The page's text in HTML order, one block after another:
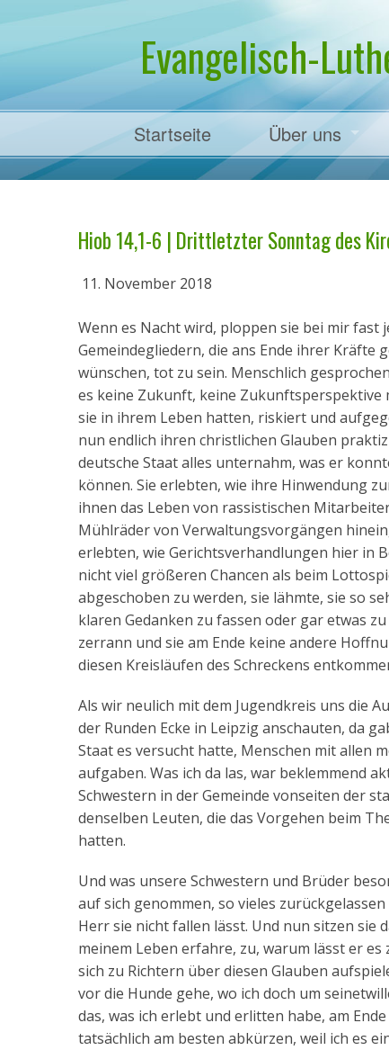
Evangelisch-
Startseite
Über uns
Pfarrer Dr.
Hiob 14,1-6 | Drittletzter Sonntag des
11. November 2018
Wenn es Nacht wird, ploppen sie bei mir fast
Gemeindegliedern, die ans Ende ihrer Kräfte
wünschen, tot zu sein. Menschlich
es keine Zukunft, keine Zukunftsperspektive
sie in ihrem Leben hatten, riskiert und
nun endlich ihren christlichen Glauben
deutsche Staat alles unternahm, was er
können. Sie erlebten, wie ihre Hinwendung
ihnen das Leben von rassistischen
Mühlräder von Verwaltungsvorgängen
erlebten, wie Gerichtsverhandlungen hier in
nicht viel größeren Chancen als beim
abgeschoben zu werden, sie lähmte, sie so
klaren Gedanken zu fassen oder gar etwas
zerrann und sie am Ende keine andere
diesen Kreisläufen des Schreckens
Als wir neulich mit dem Jugendkreis uns die
der Runden Ecke in Leipzig anschauten, da
Staat es versucht hatte, Menschen mit allen
aufgaben. Was ich da las, war beklemmend
Schwestern in der Gemeinde vonseiten der
denselben Leuten, die das Vorgehen beim
hatten.
Und was unsere Schwestern und Brüder
auf sich genommen, so vieles
Herr sie nicht fallen lässt. Und nun sitzen sie
meinem Leben erfahre, zu, warum lässt er
sich zu Richtern über diesen Glauben
vor die Hunde gehe, wo ich doch um
das, was ich erlebt und erlitten habe, am
tatsächlich am besten abkürzen, weil ich es